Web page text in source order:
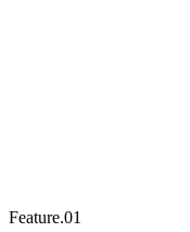
Feature.01